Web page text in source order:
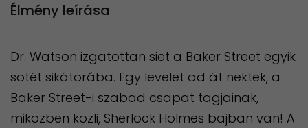
Élmény leírása
Dr. Watson izgatottan siet a Baker Street egyik
sötét sikátorába. Egy levelet ad át nektek, a
Baker Street-i szabad csapat tagjainak,
miközben közli, Sherlock Holmes bajban van! A